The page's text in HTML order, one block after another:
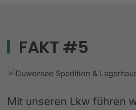
FAKT #5
Mit unseren Lkw führen